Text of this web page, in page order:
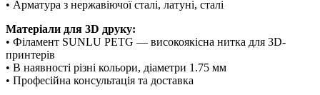
• Арматура з нержавіючої сталі, латуні, сталі
Матеріали для 3D друку:
• Філамент SUNLU PETG — високоякісна нитка для 3D-
принтерів
• В наявності різні кольори, діаметри 1.75 мм
• Професійна консультація та доставка